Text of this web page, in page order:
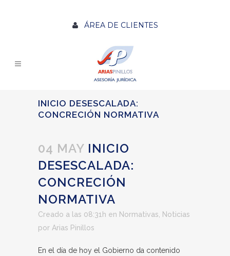
ÁREA DE CLIENTES
INICIO DESESCALADA:
CONCRECIÓN NORMATIVA
04 MAY INICIO
DESESCALADA:
CONCRECIÓN
NORMATIVA
Creado a las 08:31h en Normativas
Noticias
por Arias Pinillos
En el día de hoy el Gobierno da contenido